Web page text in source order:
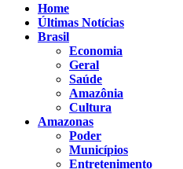
Home
Últimas Notícias
Brasil
Economia
Geral
Saúde
Amazônia
Cultura
Amazonas
Poder
Municípios
Entretenimento